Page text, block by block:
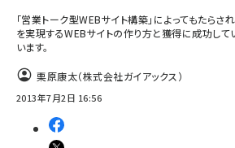
「営業トーク型WEBサイト構築」によってもたらさ
を実現するWEBサイトの作り方と獲得に成功し
います。
栗原康太（株式会社ガイアックス）
2013年7月2日 16:56